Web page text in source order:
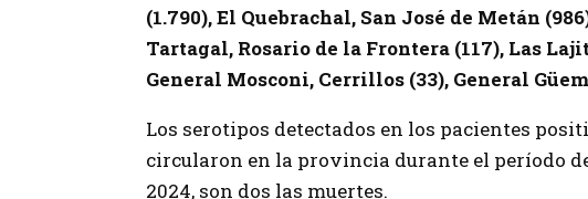
(1.790), El Quebrachal, San José de Metán
Tartagal, Rosario de la Frontera (117), Las
General Mosconi, Cerrillos (33), General
Los serotipos detectados en los pacientes
circularon en la provincia durante el período
2024, son dos las muertes.